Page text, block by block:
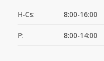
H-Cs: 8:00-16:00
P: 8:00-14:00